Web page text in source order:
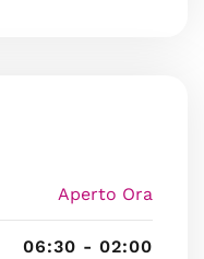
Aperto Ora
06:30 - 02:00